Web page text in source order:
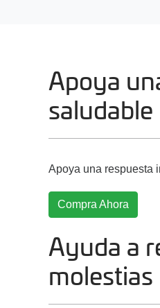
Apoya
saludable
Apoya una respuesta
Compra Ahora
Ayuda a
molestias